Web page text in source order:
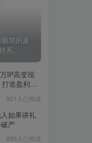
简的桌
系...
IP高变现
造盈利赚
累客户案
921人已阅读
如果讲礼
产
888人已阅读